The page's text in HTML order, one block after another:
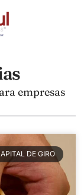
empresas
DE GIRO